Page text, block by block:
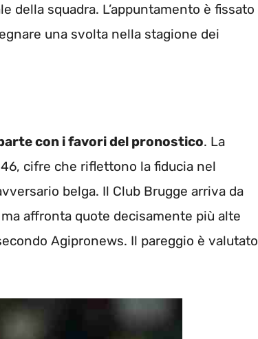
squadra. L’appuntamento è fissato
una svolta nella stagione dei
con i favori del pronostico. La
cifre che riflettono la fiducia nel
belga. Il Club Brugge arriva da
affronta quote decisamente più alte
Agipronews. Il pareggio è valutato